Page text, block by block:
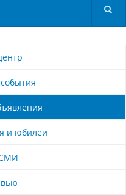
и юбилеи